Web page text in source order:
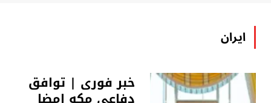
ایران
خبر فوری | توافق